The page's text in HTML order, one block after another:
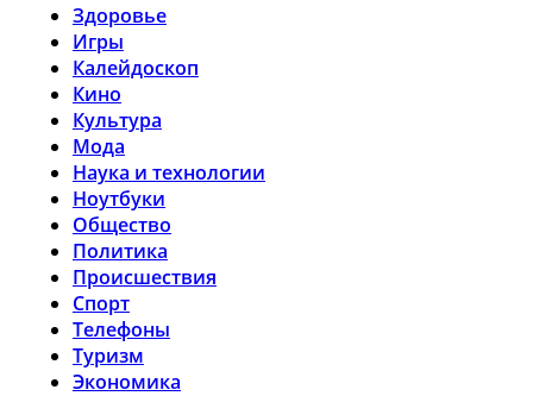
Здоровье
Игры
Калейдоскоп
Кино
Культура
Мода
Наука и технологии
Ноутбуки
Общество
Политика
Происшествия
Спорт
Телефоны
Туризм
Экономика